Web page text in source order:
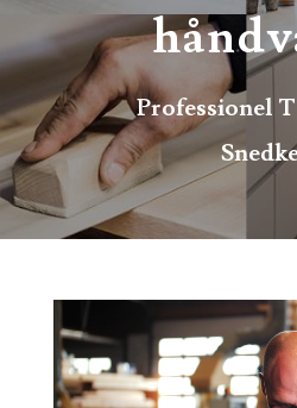
Professionel